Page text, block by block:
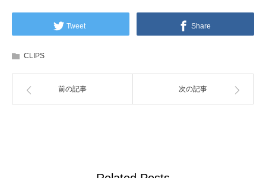
Tweet Share
CLIPS
前の記事 次の記事